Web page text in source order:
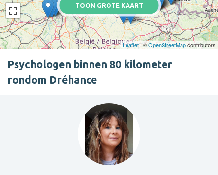
TOON GROTE KAART
Leaflet| ©OpenStreetMapcontributors
Psychologen binnen 80 kilometer
rondom Dréhance